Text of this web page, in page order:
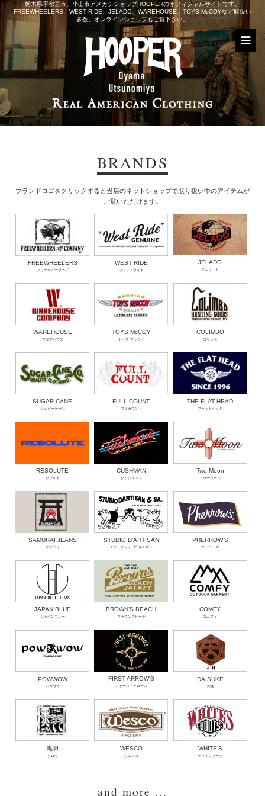
栃木県宇都宮市、小山市アメカジショップHOOPERのオフィシャルサイトです。
FREEWHEELERS、WEST RIDE、JELADO、WAREHOUSE、TOYS McCOYなど取扱い
多数。オンラインショップもご覧下さい。
BRANDS
ブランドロゴをクリックすると当店のネットショップで取り扱い中のアイテムが
ご覧いただけます。
FREEWHEELERS
フリーホイーラーズ
WEST RIDE
ウエストライド
JELADO
ジェラード
WAREHOUSE
ウエアハウス
TOYS McCOY
トイズ マッコイ
COLIMBO
コリンボ
SUGAR CANE
シュガーケーン
FULL COUNT
フルカウント
THE FLAT HEAD
フラットヘッド
RESOLUTE
リゾルト
CUSHMAN
クッシュマン
Two Moon
トゥームーン
SAMURAI JEANS
サムライ
STUDIO D'ARTISAN
ステュディオ･ダ･ルチザン
PHERROW’S
フェローズ
JAPAN BLUE
ジャパンブルー
BROWN’S BEACH
ブラウンズビーチ
COMFY
コムフィ
POWWOW
パウワウ
FIRST ARROW'S
ファーストアローズ
DAISUKE
大輔
黒羽
クロウ
WESCO
ウエスコ
WHITE’S
ホワイツブーツ
and more ...